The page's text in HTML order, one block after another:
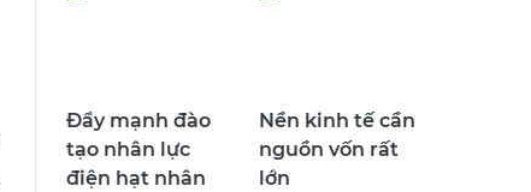
Đẩy mạnh đào
tạo nhân lực
điện hạt nhân
Nền kinh tế cần
nguồn vốn rất
lớn